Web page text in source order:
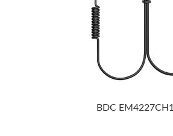
BDC EM4227CH1